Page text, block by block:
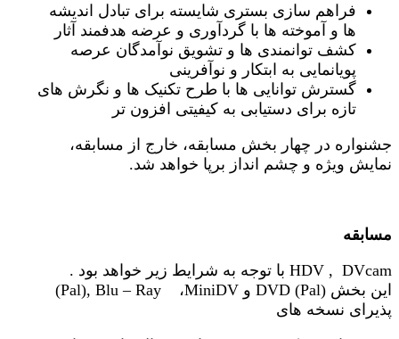
فراهم سازی بستری شایسته برای تبادل اندیشه
ها و آموخته ها با گردآوری و عرضه هدفمند آثار
کشف توانمندی ها و تشویق نوآمدگان عرصه
پویانمایی به ابتکار و نوآفرینی
گسترش توانایی ها با طرح تکنیک ها و نگرش های
تازه برای دستیابی به کیفیتی افزون تر
جشنواره در چهار بخش مسابقه، خارج از مسابقه،
نمایش ویژه و چشم انداز برپا خواهد شد.
مسابقه
. با توجه به شرایط زیر خواهد بود HDV , DVcam
(Pal), Blu – Ray ،MiniDV و DVD (Pal) این بخش
پذیرای نسخه های